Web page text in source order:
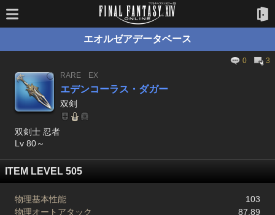
エオルゼアデータベース
0
3
RARE
EX
エデンコーラス・ダガー
双剣
双剣士 忍者
Lv 80～
ITEM LEVEL 505
物理基本性能
103
物理オートアタック
87.89